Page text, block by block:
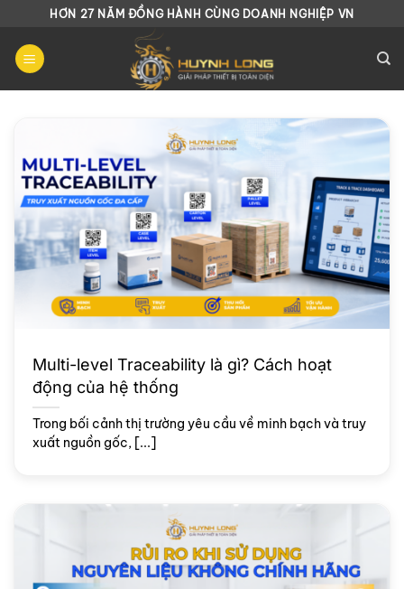
Chuyển
nội
dung
HƠN 27 NĂM ĐỒNG HÀNH CÙNG DOANH NGHIỆP VN
Multi-level Traceability là gì? Cách hoạt
động của hệ thống
Trong bối cảnh thị trường yêu cầu về minh bạch và truy
xuất nguồn gốc, [...]